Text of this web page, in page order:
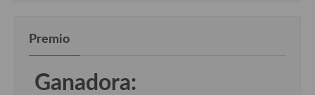
Premio
Ganadora: